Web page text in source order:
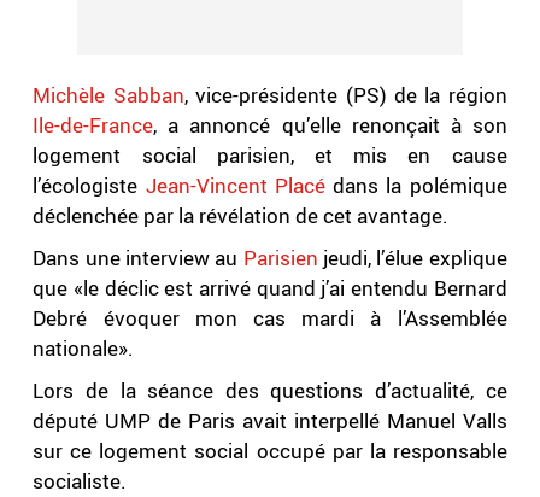
Michèle Sabban, vice-présidente (PS) de la région
Ile-de-France, a annoncé qu’elle renonçait à son
logement social parisien, et mis en cause
l’écologiste Jean-Vincent Placédans la polémique
déclenchée par la révélation de cet avantage.
Dans une interview au Parisien jeudi, l’élue explique
que «le déclic est arrivé quand j’ai entendu Bernard
Debré évoquer mon cas mardi à l’Assemblée
nationale».
Lors de la séance des questions d’actualité, ce
député UMP de Paris avait interpellé Manuel Valls
sur ce logement social occupé par la responsable
socialiste.